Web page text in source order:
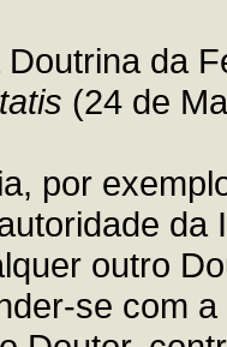
da
(24 de
por
da
outro
se com